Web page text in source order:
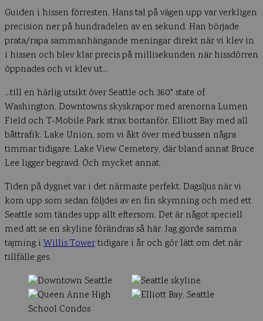
Guiden i hissen förresten. Hans tal på vägen upp var verkligen
precision ner på hundradelen av en sekund. Han började
prata/rapa sammanhängande meningar direkt när vi klev in
i hissen och blev klar precis på millisekunden när hissdörren
öppnades och vi klev ut…
…till en härlig utsikt över Seattle och 360° state of
Washington. Downtowns skyskrapor med arenorna Lumen
Field och T-Mobile Park strax bortanför. Elliott Bay med all
båttrafik. Lake Union, som vi åkt över med bussen några
timmar tidigare. Lake View Cemetery, där bland annat Bruce
Lee ligger begravd. Och mycket annat.
Tiden på dygnet var i det närmaste perfekt. Dagsljus när vi
kom upp som sedan följdes av en fin skymning och med ett
Seattle som tändes upp allt eftersom. Det är något speciell
med att se en skyline förändras så här. Jag gjorde samma
tajming i Willis Towertidigare i år och gör lätt om det när
tillfälle ges.